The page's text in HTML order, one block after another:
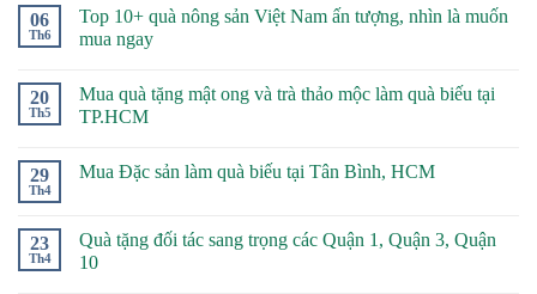
06
Th6
Top 10+ quà nông sản Việt Nam ấn tượng, nhìn là muốn
mua ngay
20
Th5
Mua quà tặng mật ong và trà thảo mộc làm quà biếu tại
TP.HCM
29
Th4
Mua Đặc sản làm quà biếu tại Tân Bình, HCM
23
Th4
Quà tặng đối tác sang trọng các Quận 1, Quận 3, Quận
10